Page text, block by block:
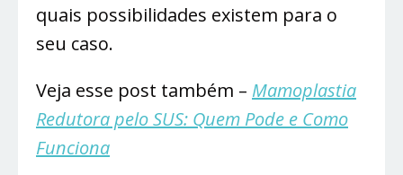
quais possibilidades existem para o
seu caso.
Veja esse post também – Mamoplastia
Redutora pelo SUS: Quem Pode e Como
Funciona